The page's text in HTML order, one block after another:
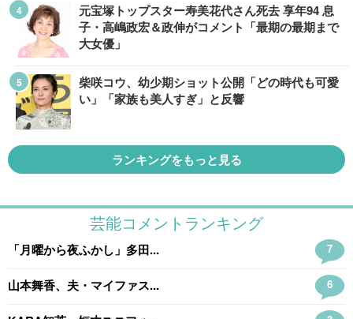
元宝塚トップスター寿美花代さん死去 享年94 息
子・高嶋政宏＆政伸がコメント「最期の最期まで
大女優」
柴咲コウ、幼少期ショット公開「どの時代も可愛
い」「家族も美人すぎ」と反響
ランキングをもっと見る